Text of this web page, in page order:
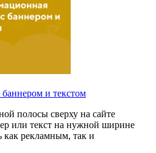
и текстом
полосы сверху на сайте
или текст на нужной ширине
как рекламным, так и